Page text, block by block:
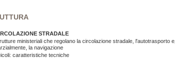
STRADALE
ministeriali che regolano la circolazione stradale, l'autotrasporto e,
la navigazione
caratteristiche tecniche